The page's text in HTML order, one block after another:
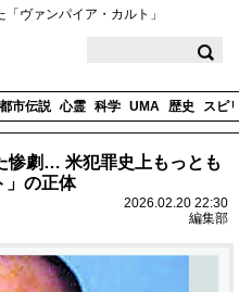
ヴァンパイア・カルト」
都市伝説 心霊 科学 UMA 歴史 スピ
惨劇… 米犯罪史上もっとも
」の正体
2026.02.20 22:30
編集部